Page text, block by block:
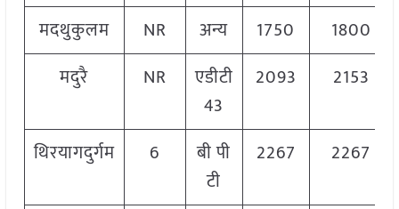
मदथुकुलम NR अन्य 1750
1800
मदुरै
NR
एडीटी
43
2093 2153
थिरयागदुर्गम 6
बी पी
टी
2267 2267